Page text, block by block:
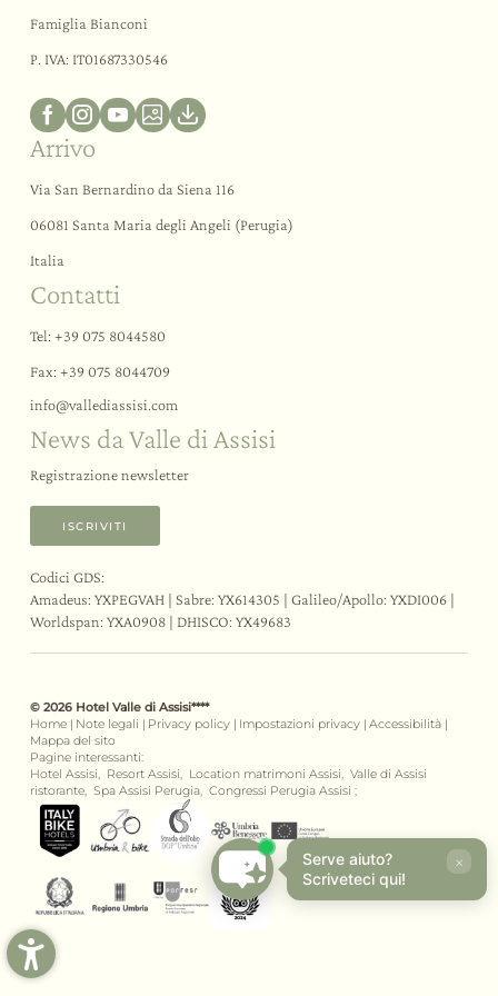
Famiglia Bianconi
P. IVA: IT01687330546
Arrivo
Via San Bernardino da Siena 116
06081 Santa Maria degli Angeli (Perugia)
Italia
Contatti
Tel:+39 075 8044580
Fax: +39 075 8044709
info@vallediassisi.com
News da Valle di Assisi
Registrazione newsletter
ISCRIVITI
Codici GDS:
Amadeus: YXPEGVAH | Sabre: YX614305 | Galileo/Apollo: YXDI006 |
Worldspan: YXA0908 | DHISCO: YX49683
© 2026 Hotel Valle di Assisi****
Home | Note legali | Privacy policy | Impostazioni privacy | Accessibilità |
Mappa del sito
Pagine interessanti:
Hotel Assisi, Resort Assisi, Location matrimoni Assisi, Valle di Assisi
ristorante, Spa Assisi Perugia, Congressi Perugia Assisi ;
Serve aiuto?
Scriveteci qui!
×